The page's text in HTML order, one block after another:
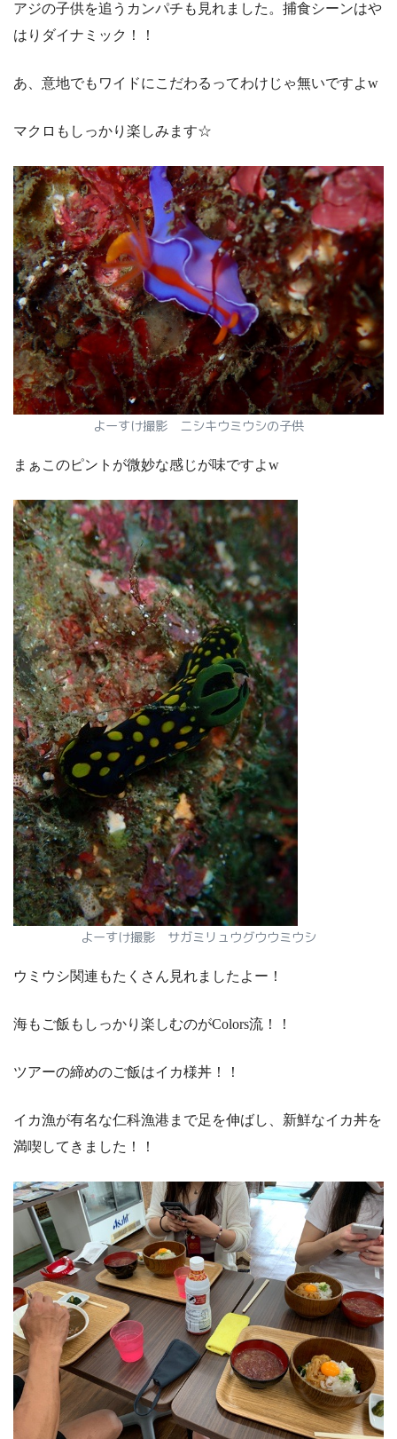
アジの子供を追うカンパチも見れました。捕食シーンはや
はりダイナミック！！
あ、意地でもワイドにこだわるってわけじゃ無いですよw
マクロもしっかり楽しみます☆
よーすけ撮影 ニシキウミウシの子供
まぁこのピントが微妙な感じが味ですよw
よーすけ撮影 サガミリュウグウウミウシ
ウミウシ関連もたくさん見れましたよー！
海もご飯もしっかり楽しむのがColors流！！
ツアーの締めのご飯はイカ様丼！！
イカ漁が有名な仁科漁港まで足を伸ばし、新鮮なイカ丼を
満喫してきました！！